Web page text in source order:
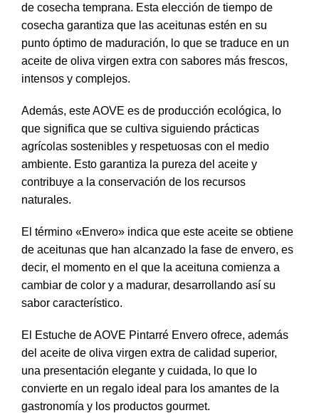
de cosecha temprana. Esta elección de tiempo de
cosecha garantiza que las aceitunas estén en su
punto óptimo de maduración, lo que se traduce en un
aceite de oliva virgen extra con sabores más frescos,
intensos y complejos.
Además, este AOVE es de producción ecológica, lo
que significa que se cultiva siguiendo prácticas
agrícolas sostenibles y respetuosas con el medio
ambiente. Esto garantiza la pureza del aceite y
contribuye a la conservación de los recursos
naturales.
El término «Envero» indica que este aceite se obtiene
de aceitunas que han alcanzado la fase de envero, es
decir, el momento en el que la aceituna comienza a
cambiar de color y a madurar, desarrollando así su
sabor característico.
El Estuche de AOVE Pintarré Envero ofrece, además
del aceite de oliva virgen extra de calidad superior,
una presentación elegante y cuidada, lo que lo
convierte en un regalo ideal para los amantes de la
gastronomía y los productos gourmet.